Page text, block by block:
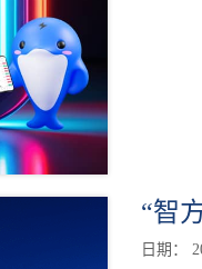
“智
日期：